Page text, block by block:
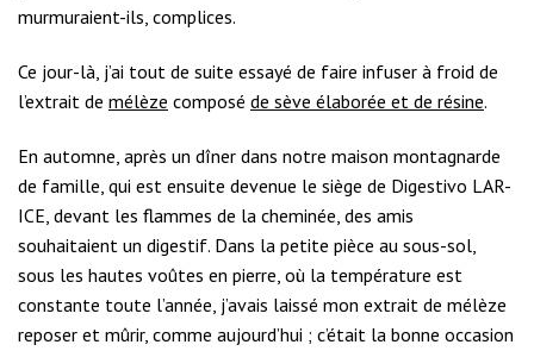
murmuraient-ils, complices.
Ce jour-là, j’ai tout de suite essayé de faire infuser à froid de
l’extrait de mélèze composé de sève élaborée et de résine.
En automne, après un dîner dans notre maison montagnarde
de famille, qui est ensuite devenue le siège de Digestivo LAR-
ICE, devant les flammes de la cheminée, des amis
souhaitaient un digestif. Dans la petite pièce au sous-sol,
sous les hautes voûtes en pierre, où la température est
constante toute l’année, j’avais laissé mon extrait de mélèze
reposer et mûrir, comme aujourd’hui ; c’était la bonne occasion